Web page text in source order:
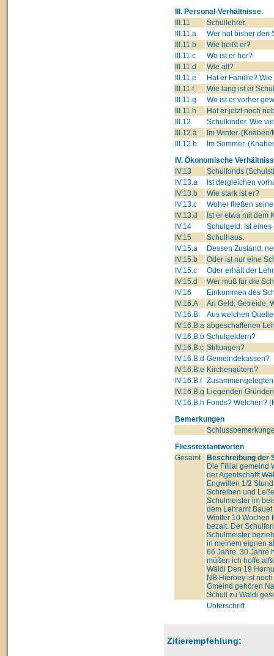
III. Personal-Verhältnisse.
III.11
Schullehrer.
III.11.a
Wer hat bisher den
III.11.b
Wie heißt er?
III.11.c
Wo ist er her?
III.11.d
Wie alt?
III.11.e
Hat er Familie?
III.11.f
Wie lang ist er
III.11.g
Wo ist er vorher
III.11.h
Hat er jetzt noch
III.12
Schulkinder. Wie
III.12.a
Im Winter.
III.12.b
Im Sommer.
IV. Ökonomische
IV.13
Schulfonds
IV.13.a
Ist dergleichen
IV.13.b
Wie stark ist er?
IV.13.c
Woher fließen
IV.13.d
Ist er etwa mit dem
IV.14
Schulgeld. Ist
IV.15
Schulhaus.
IV.15.a
Dessen Zustand,
IV.15.b
Oder ist nur eine
IV.15.c
Oder erhält der
IV.15.d
Wer muß für die
IV.16
Einkommen des
IV.16.A
An Geld, Getreide,
IV.16.B
Aus welchen
IV.16.B.a abgeschaffenen
IV.16.B.b Schulgeldern?
IV.16.B.c Stiftungen?
IV.16.B.d Gemeindekassen?
IV.16.B.e Kirchengütern?
IV.16.B.f
IV.16.B.g Liegenden
IV.16.B.h Fonds? Welchen?
Bemerkungen
Fliesstextantworten
Gesamt
Beschreibung der
Die Fillial gemeind
der Agentschafft
Engwillen 1/2
Schreiben und
Schulmeister im
dem Lehramt
Wintter 10 Wochen
bezalt. Der
Schulmeister
in meinem eignen
66 Jahre, 30 Jahre
müßen ich hoffe
Wäldi Den 19
NB Hierbey ist
Gmeind gehören
Schull zu Wäldi
Unterschrift
Zitierempfehlung: